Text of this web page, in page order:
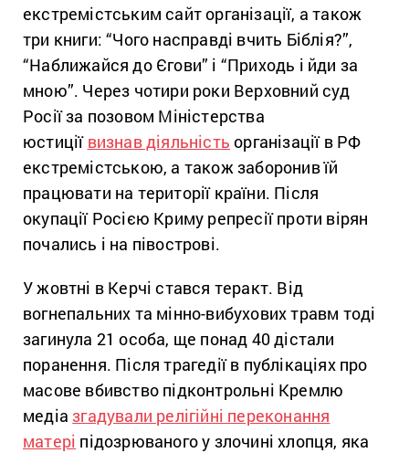
екстремістським сайт організації, а також
три книги: “Чого насправді вчить Біблія?”,
“Наближайся до Єгови” і “Приходь і йди за
мною”. Через чотири роки Верховний суд
Росії за позовом Міністерства
юстиції визнав діяльність організації в РФ
екстремістською, а також заборонив їй
працювати на території країни. Після
окупації Росією Криму репресії проти вірян
почались і на півострові.
У жовтні в Керчі стався теракт. Від
вогнепальних та мінно-вибухових травм тоді
загинула 21 особа, ще понад 40 дістали
поранення. Після трагедії в публікаціях про
масове вбивство підконтрольні Кремлю
медіазгадували релігійні переконання
матері підозрюваного у злочині хлопця, яка